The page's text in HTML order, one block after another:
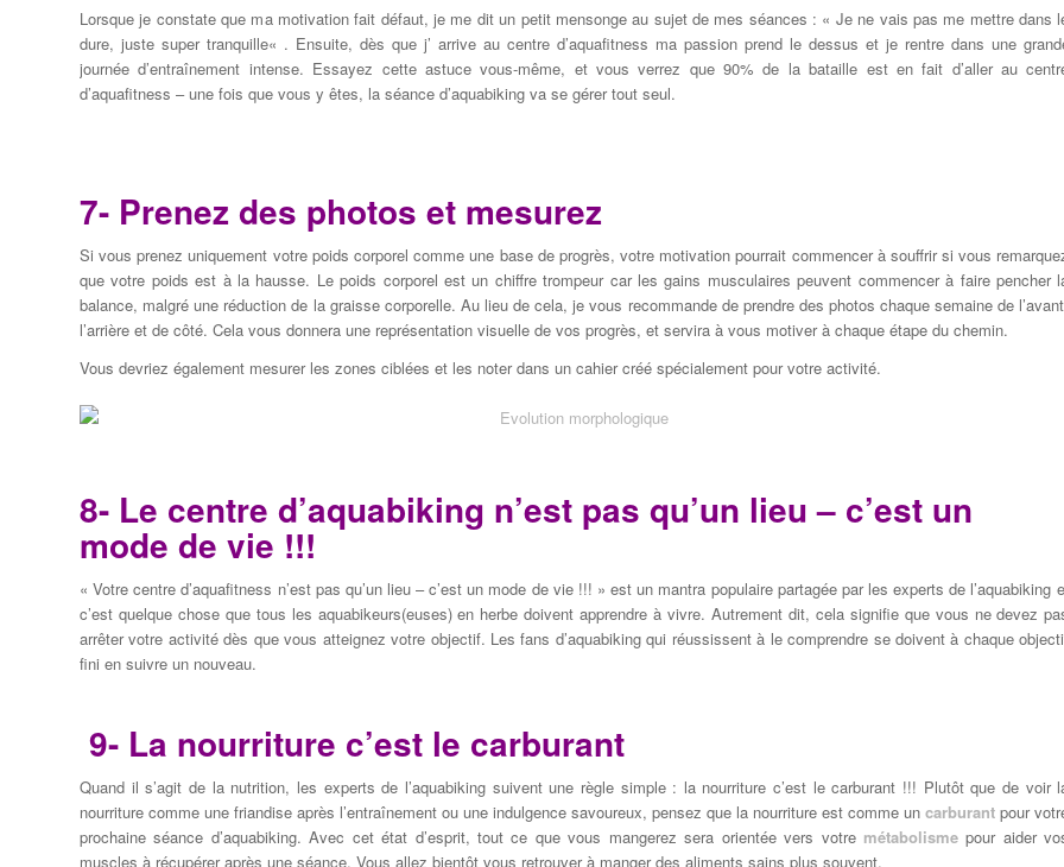
Lorsque je constate que ma motivation fait défaut, je me dit un petit mensonge au sujet de mes séances : « Je ne vais pas me mettre dans
dure, juste super tranquille« . Ensuite, dès que j’ arrive au centre d’aquafitness ma passion prend le dessus et je rentredans une
journée d’entraînement intense. Essayez cette astuce vous-même, et vous verrez que 90% de la bataille est en fait d’aller au
d’aquafitness – une fois que vous y êtes, la séance d’aquabiking va se gérer tout seul.
7- Prenez des photos et mesurez
Si vous prenez uniquement votrepoids corporel comme une base deprogrès,votre motivation pourrait commencer à souffrir si vous
que votre poids est à la hausse. Le poids corporel est un chiffre trompeur car les gains musculaires peuvent commencer à faire pencher
balance, malgré une réductionde la graisse corporelle. Au lieu de cela, je vous recommande de prendre des photos chaque semaine de l’
l’arrière et de côté. Cela vous donnera une représentation visuelle de vos progrès, et servira à vous motiver à chaque étape du chemin.
Vous devriez également mesurer les zones ciblées et les noter dans un cahier créé spécialement pour votre activité.
8- Le centre d’aquabiking n’est pas qu’un lieu – c’est un
mode de vie !!!
« Votre centre d’aquafitness n’est pas qu’un lieu – c’est un mode de vie !!! » est un mantra populaire partagée par les experts de l’aquabiking
c’est quelque chose que tous les aquabikeurs(euses) en herbe doivent apprendre à vivre. Autrement dit, celasignifie que vous ne devez
arrêtervotre activitédès que vous atteignez votre objectif. Les fans d’aquabiking qui réussissent à le comprendre se doivent à chaque
fini en suivre un nouveau.
9- La nourriture c’est le carburant
Quand il s’agit de la nutrition, les experts de l’aquabikingsuivent une règle simple: la nourriture c’est le carburant !!! Plutôt que de voir
nourriture comme une friandise après l’entraînement ou une indulgence savoureux, pensez que la nourriture est comme uncarburant pour
prochaine séance d’aquabiking.Avec cet état d’esprit,tout ce que vous mangerez sera orientée vers votre métabolisme pour aider
muscles à récupérer après une séance. Vous allez bientôt vous retrouverà mangerdes aliments sains plus souvent.